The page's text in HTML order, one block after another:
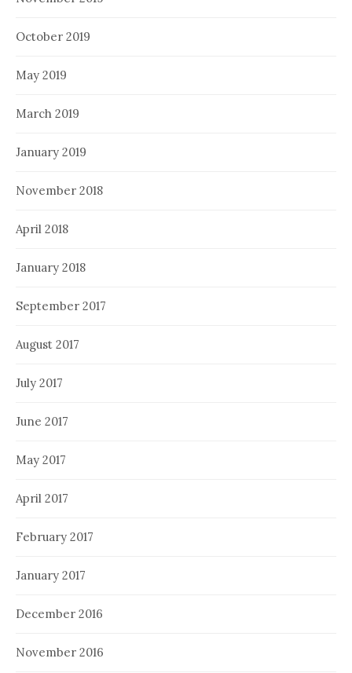
October 2019
May 2019
March 2019
January 2019
November 2018
April 2018
January 2018
September 2017
August 2017
July 2017
June 2017
May 2017
April 2017
February 2017
January 2017
December 2016
November 2016